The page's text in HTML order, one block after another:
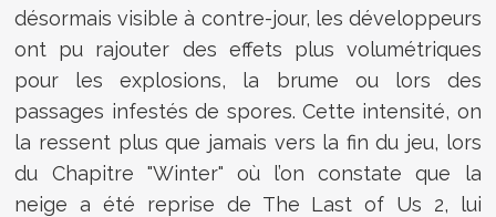
désormais visible à contre-jour, les développeurs
ont pu rajouter des effets plus volumétriques
pour les explosions, la brume ou lors des
passages infestés de spores. Cette intensité, on
la ressent plus que jamais vers la fin du jeu, lors
du Chapitre "Winter" où l’on constate que la
neige a été reprise de The Last of Us 2, lui